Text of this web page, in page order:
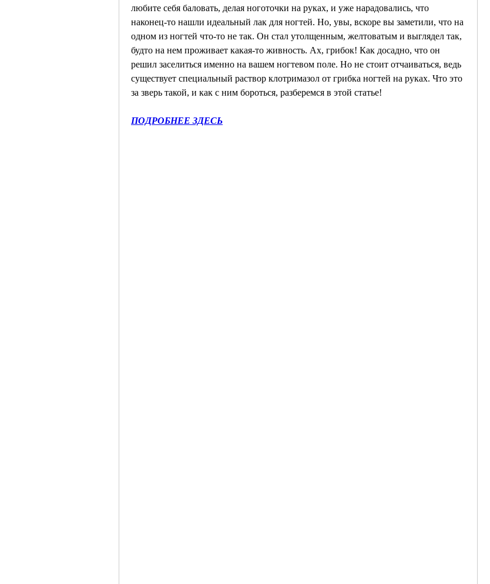
любите себя баловать, делая ноготочки на руках, и уже нарадовались, что
наконец-то нашли идеальный лак для ногтей. Но, увы, вскоре вы заметили, что на
одном из ногтей что-то не так. Он стал утолщенным, желтоватым и выглядел так,
будто на нем проживает какая-то живность. Ах, грибок! Как досадно, что он
решил заселиться именно на вашем ногтевом поле. Но не стоит отчаиваться, ведь
существует специальный раствор клотримазол от грибка ногтей на руках. Что это
за зверь такой, и как с ним бороться, разберемся в этой статье!
ПОДРОБНЕЕ ЗДЕСЬ